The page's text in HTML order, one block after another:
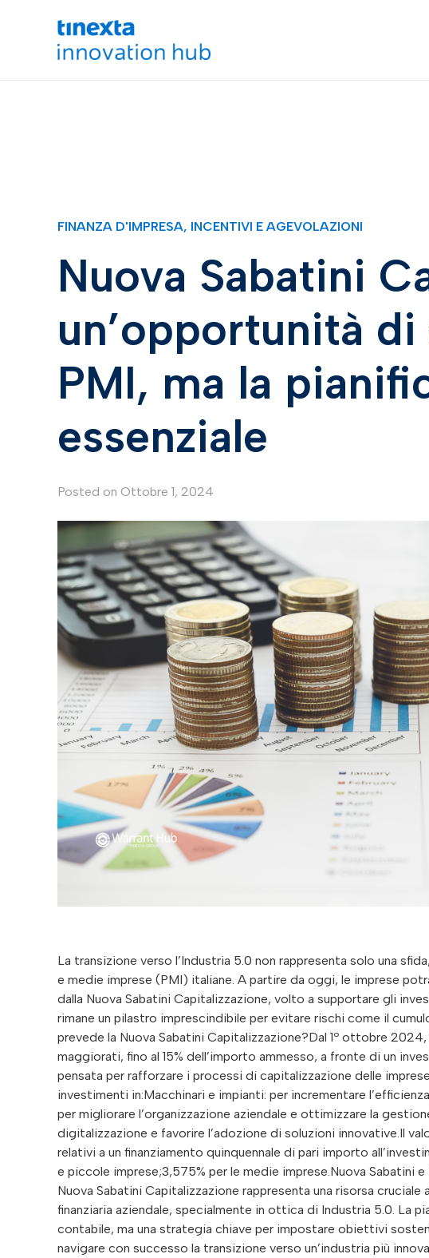
FINANZA D'IMPRESA, INCENTIVI E AGEVOLAZIONI
Nuova Sabatini
un’opportunità
PMI, ma la
essenziale
Posted on Ottobre 1, 2024
La transizione verso l’Industria 5.0 non rappresenta solo una
e medie imprese (PMI) italiane. A partire da oggi, le imprese
dalla Nuova Sabatini Capitalizzazione, volto a supportare gli
rimane un pilastro imprescindibile per evitare rischi come il
prevede la Nuova Sabatini Capitalizzazione?Dal 1º ottobre
maggiorati, fino al 15% dell’importo ammesso, a fronte di un
pensata per rafforzare i processi di capitalizzazione delle
investimenti in:Macchinari e impianti: per incrementare
per migliorare l’organizzazione aziendale e ottimizzare la
digitalizzazione e favorire l’adozione di soluzioni innovative.Il
relativi a un finanziamento quinquennale di pari importo
e piccole imprese;3,575% per le medie imprese.Nuova Sabatini
Nuova Sabatini Capitalizzazione rappresenta una risorsa
finanziaria aziendale, specialmente in ottica di Industria 5.0. La
contabile, ma una strategia chiave per impostare obiettivi
navigare con successo la transizione verso un’industria più